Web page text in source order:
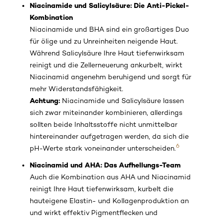
Niacinamide und Salicylsäure: Die Anti-Pickel-
Kombination
Niacinamide und BHA sind ein großartiges Duo
für ölige und zu Unreinheiten neigende Haut.
Während Salicylsäure Ihre Haut tiefenwirksam
reinigt und die Zellerneuerung ankurbelt, wirkt
Niacinamid angenehm beruhigend und sorgt für
mehr Widerstandsfähigkeit.
Achtung: Niacinamide und Salicylsäure lassen
sich zwar miteinander kombinieren, allerdings
sollten beide Inhaltsstoffe nicht unmittelbar
hintereinander aufgetragen werden, da sich die
pH-Werte stark voneinander unterscheiden.6
Niacinamid und AHA: Das Aufhellungs-Team
Auch die Kombination aus AHA und Niacinamid
reinigt Ihre Haut tiefenwirksam, kurbelt die
hauteigene Elastin- und Kollagenproduktion an
und wirkt effektiv Pigmentflecken und